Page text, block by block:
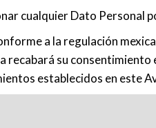
cualquier Dato Personal
a la regulación
recabará su
establecidos en este